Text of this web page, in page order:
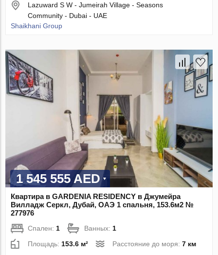
Lazuward S W - Jumeirah Village - Seasons
Community - Dubai - UAE
Shaikhani Group
1 545 555 AED
Квартира в GARDENIA RESIDENCY в Джумейра
Вилладж Серкл, Дубай, ОАЭ 1 спальня, 153.6м2 №
277976
Спален:1 Ванных:1
Площадь:153.6 м² Расстояние до моря:7 км